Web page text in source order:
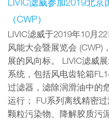
LIVIC滤威参加2019北京
（CWP）
LIVIC滤威于2019年10月
风能大会暨展览会 (CWP)
展的风向标。 LIVIC滤威
系统，包括风电齿轮箱
过滤器，滤除润滑油中的
运行； FU系列离线精密
颗粒污染物、降解胶质污